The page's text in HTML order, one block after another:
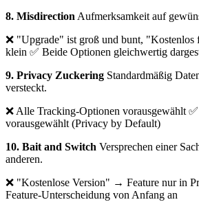
8. Misdirection Aufmerksamkeit auf
❌ "Upgrade" ist groß und bunt, "Kostenlos
klein ✅ Beide Optionen gleichwertig
9. Privacy Zuckering Standardmäßig
versteckt.
❌ Alle Tracking-Optionen vorausgewählt
vorausgewählt (Privacy by Default)
10. Bait and Switch Versprechen einer
anderen.
❌ "Kostenlose Version" → Feature nur in
Feature-Unterscheidung von Anfang an